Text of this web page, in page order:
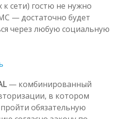
сети) гостю не нужно
— достаточно будет
через любую социальную
— комбинированный
в котором
обязательную